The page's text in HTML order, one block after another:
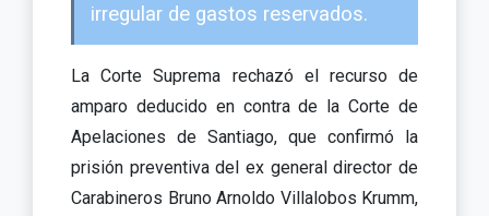
irregular de gastos reservados.
La Corte Suprema rechazó el recurso de
amparo deducido en contra de la Corte de
Apelaciones de Santiago, que confirmó la
prisión preventiva del ex general director de
Carabineros Bruno Arnoldo Villalobos Krumm,